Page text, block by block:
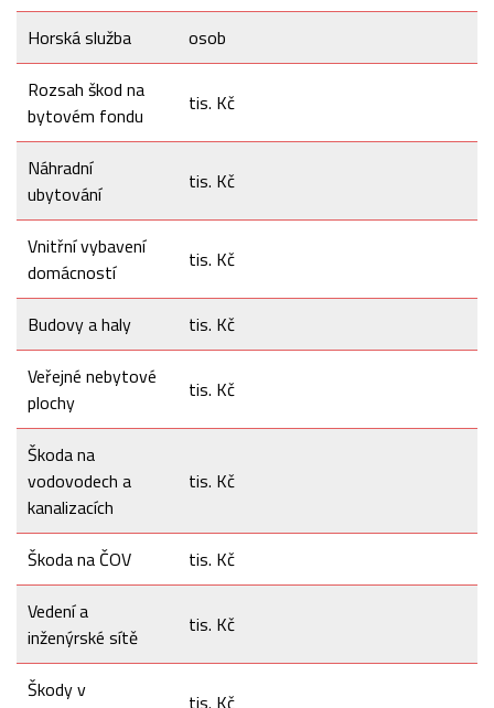
Horská služba
osob
Rozsah škod na
bytovém fondu
tis. Kč
Náhradní
ubytování
tis. Kč
Vnitřní vybavení
domácností
tis. Kč
Budovy a haly
tis. Kč
Veřejné nebytové
plochy
tis. Kč
Škoda na
vodovodech a
kanalizacích
tis. Kč
Škoda na ČOV
tis. Kč
Vedení a
inženýrské sítě
tis. Kč
Škody v
tis. Kč